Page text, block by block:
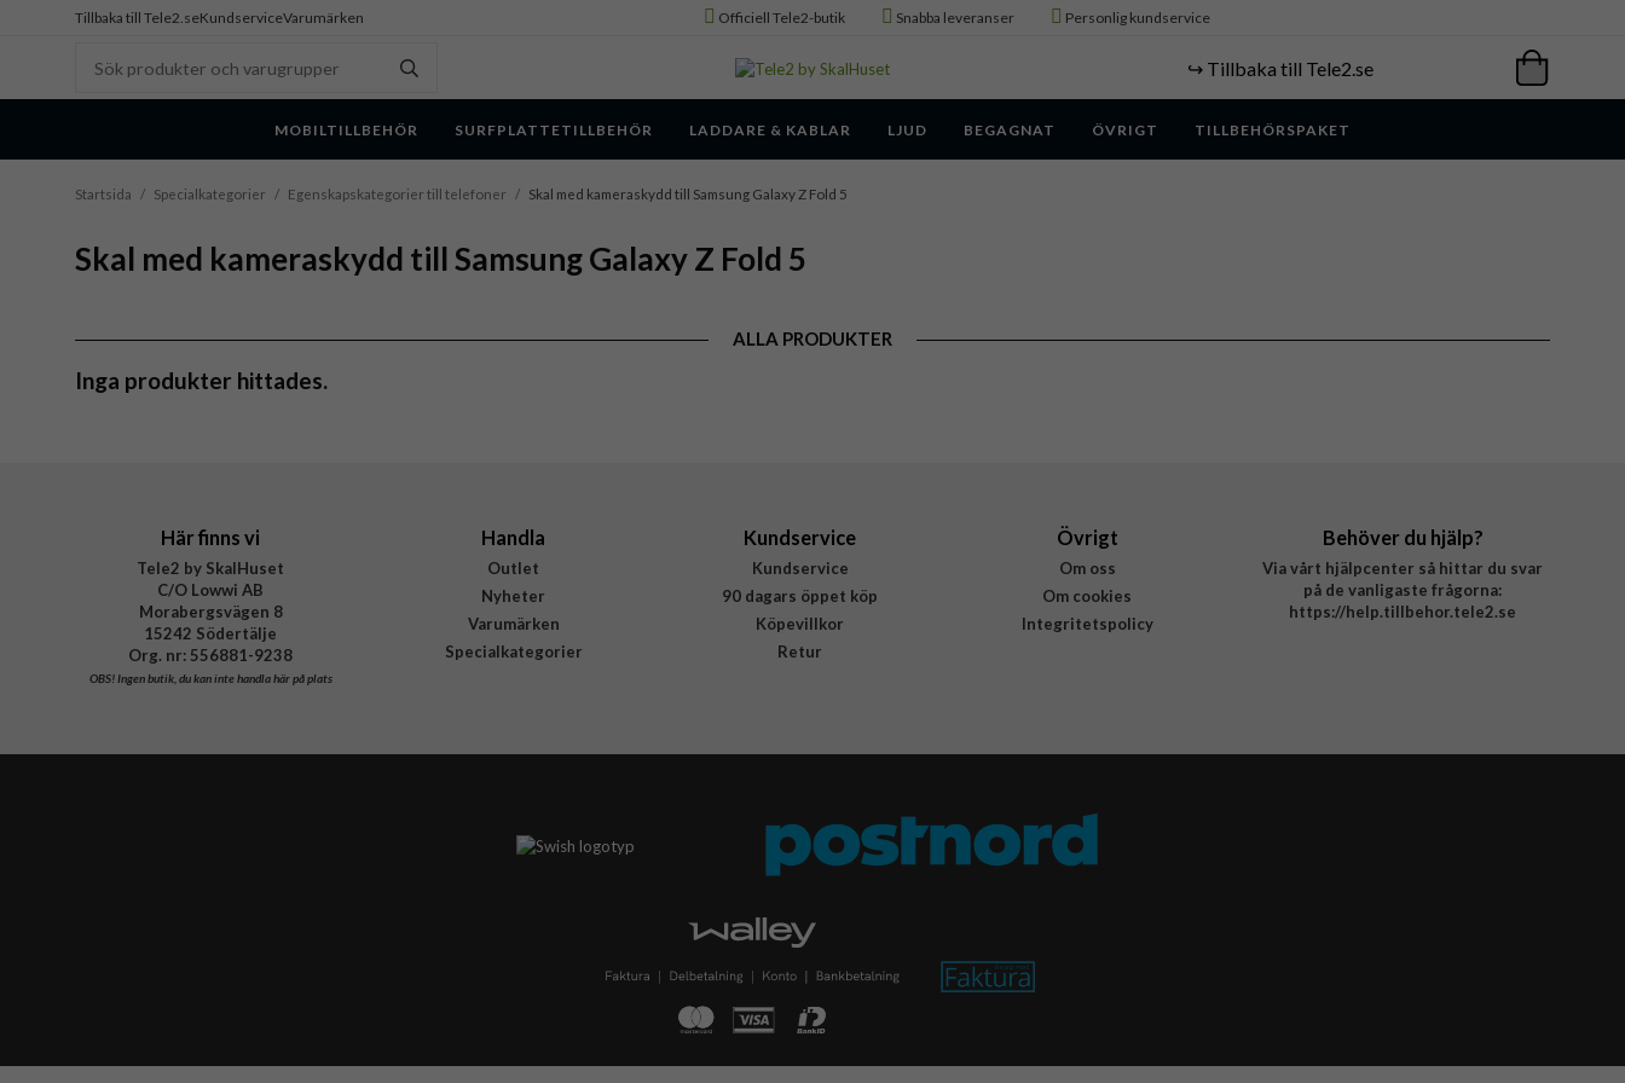
Tillbaka till Tele2.seKundserviceVarumärken Officiell Tele2-butik Snabba leveranser Personlig kundservice
↪️ Tillbaka till Tele2.se
MOBILTILLBEHÖR SURFPLATTETILLBEHÖR LADDARE & KABLAR LJUD BEGAGNAT ÖVRIGT TILLBEHÖRSPAKET
Startsida / Specialkategorier / Egenskapskategorier till telefoner / Skal med kameraskydd till Samsung Galaxy Z Fold 5
Skal med kameraskydd till Samsung Galaxy Z Fold 5
ALLA PRODUKTER
Inga produkter hittades.
Här finns vi
Tele2 by SkalHuset
C/O Lowwi AB
Morabergsvägen 8
15242 Södertälje
Org. nr: 556881-9238
OBS!Ingen butik, du kan inte handla här på plats
Handla
Outlet
Nyheter
Varumärken
Specialkategorier
Kundservice
Kundservice
90 dagars öppet köp
Köpevillkor
Retur
Övrigt
Om oss
Om cookies
Integritetspolicy
Behöver du hjälp?
Via vårt hjälpcenter så hittar du svar
på de vanligaste frågorna:
https://help.tillbehor.tele2.se